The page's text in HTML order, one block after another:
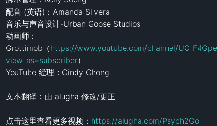
配音 (英语)：Amanda Silvera
音乐与声音设计-Urban Goose Studios
动画师：
Grottimob（https://www.youtube.com/channel/
view_as=subscriber）
YouTube 经理：Cindy Chong
文本翻译：由 alugha 修改/更正
点击这里查看更多视频： https://alugha.com/Psych2Go